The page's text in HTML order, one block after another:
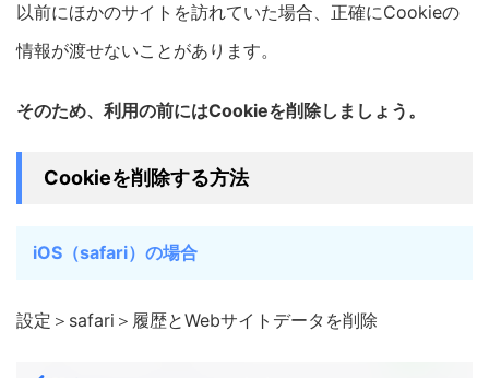
以前にほかのサイトを訪れていた場合、正確にCookieの
情報が渡せないことがあります。
そのため、利用の前にはCookieを削除しましょう。
Cookieを削除する方法
iOS（safari）の場合
設定＞safari＞履歴とWebサイトデータを削除